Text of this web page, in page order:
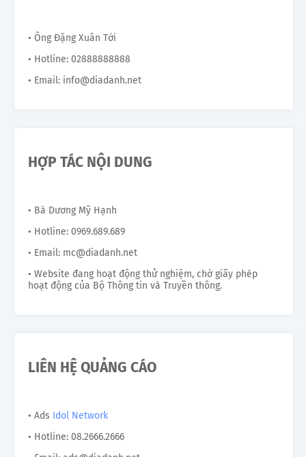
• Ông Đặng Xuân Tới
• Hotline: 02888888888
• Email: info@diadanh.net
HỢP TÁC NỘI DUNG
• Bà Dương Mỹ Hạnh
• Hotline: 0969.689.689
• Email: mc@diadanh.net
• Website đang hoạt động thử nghiệm, chờ giấy phép
hoạt động của Bộ Thông tin và Truyền thông.
LIÊN HỆ QUẢNG CÁO
• Ads Idol Network
• Hotline: 08.2666.2666